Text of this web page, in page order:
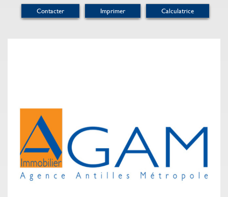
Contacter Imprimer Calculatrice